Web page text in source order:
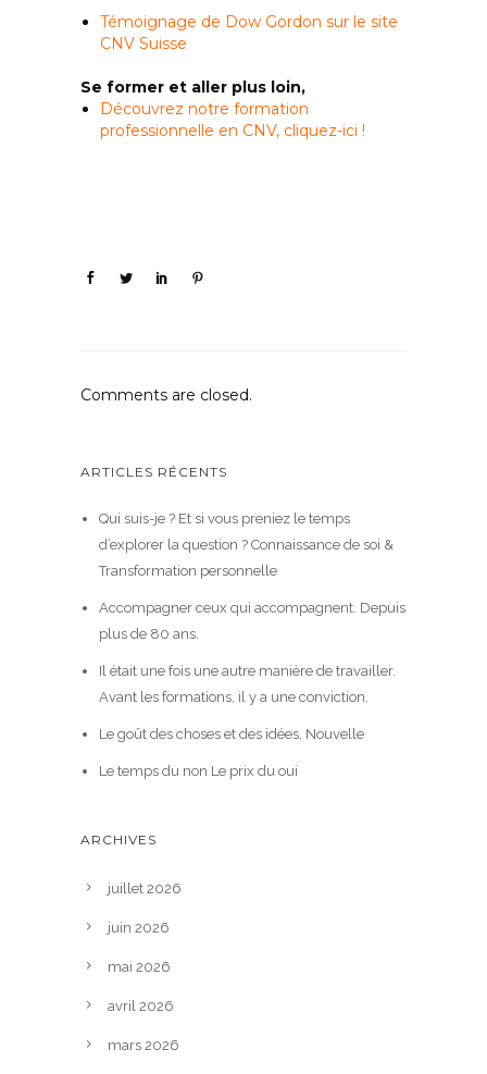
Témoignage de Dow Gordon sur le site
CNV Suisse
Se former et aller plus loin,
Découvrez notre formation
professionnelle en CNV, cliquez-ici !
Comments are closed.
ARTICLES RÉCENTS
Qui suis-je ? Et si vous preniez le temps
d’explorer la question ? Connaissance de soi &
Transformation personnelle
Accompagner ceux qui accompagnent. Depuis
plus de 80 ans.
Il était une fois une autre manière de travailler.
Avant les formations, il y a une conviction.
Le goût des choses et des idées, Nouvelle
Le temps du non Le prix du oui
ARCHIVES
juillet 2026
juin 2026
mai 2026
avril 2026
mars 2026